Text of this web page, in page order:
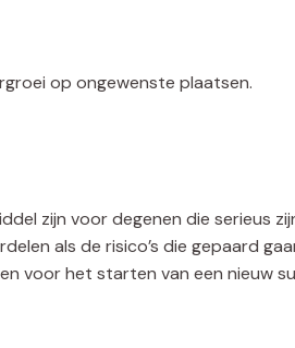
op ongewenste plaatsen.
zijn voor degenen die serieus
als de risico’s die gepaard
voor het starten van een nieuw